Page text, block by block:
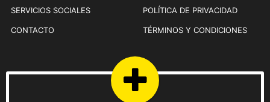
SERVICIOS SOCIALES
CONTACTO
POLÍTICA DE PRIVACIDAD
TÉRMINOS Y CONDICIONES